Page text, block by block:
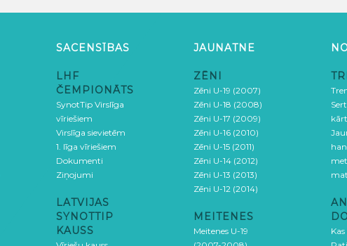
SACENSĪBAS
LHF
ČEMPIONĀTS
SynotTip Virslīga
vīriešiem
Virslīga sievietēm
1. līga vīriešiem
Dokumenti
Ziņojumi
LATVIJAS
SYNOTTIP
KAUSS
JAUNATNE
ZĒNI
Zēni U-19 (2007)
Zēni U-18 (2008)
Zēni U-17 (2009)
Zēni U-16 (2010)
Zēni U-15 (2011)
Zēni U-14 (2012)
Zēni U-13 (2013)
Zēni U-12 (2014)
MEITENES
Meitenes U-19